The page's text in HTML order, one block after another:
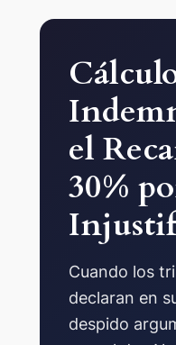
el
30%
Cuando los
declaran en
despido